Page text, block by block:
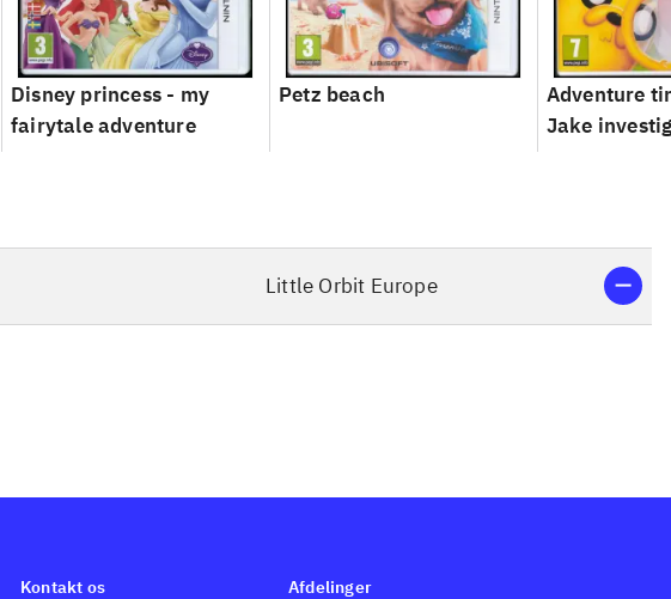
Disney princess - my
fairytale adventure
Petz beach
Adventure
Jake
Little Orbit Europe
Kontakt os
Afdelinger